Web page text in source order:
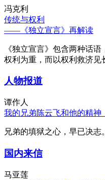
冯克利
传统与权利
——《独立宣言》再解读
《独立宣言》包含两种话
权利为重，而以权利救济见
人物报道
谭作人
我的兄弟陈云飞和他的精神
兄弟的填狱之心，早已决
国内来信
马亚莲